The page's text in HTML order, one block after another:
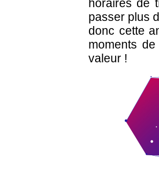
horaires de
passer plus
donc cette
moments
valeur !